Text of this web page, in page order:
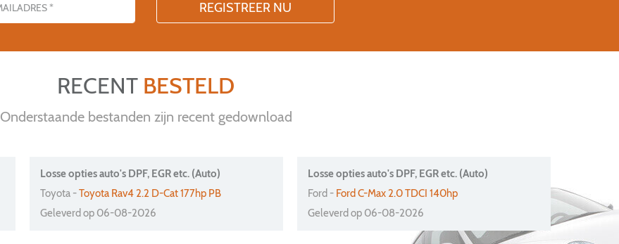
RECENT BESTELD
Onderstaande bestanden zijn recent gedownload
Losse opties auto's DPF, EGR etc. (Auto)
Toyota -Toyota Rav4 2.2 D-Cat 177hp PB
Geleverd op 06-08-2026
Losse opties auto's DPF, EGR etc. (Auto)
Ford - Ford C-Max 2.0 TDCI 140hp
Geleverd op 06-08-2026